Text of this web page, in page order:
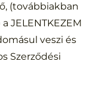
(továbbiakban
JELENTKEZEM
veszi és
Szerződési